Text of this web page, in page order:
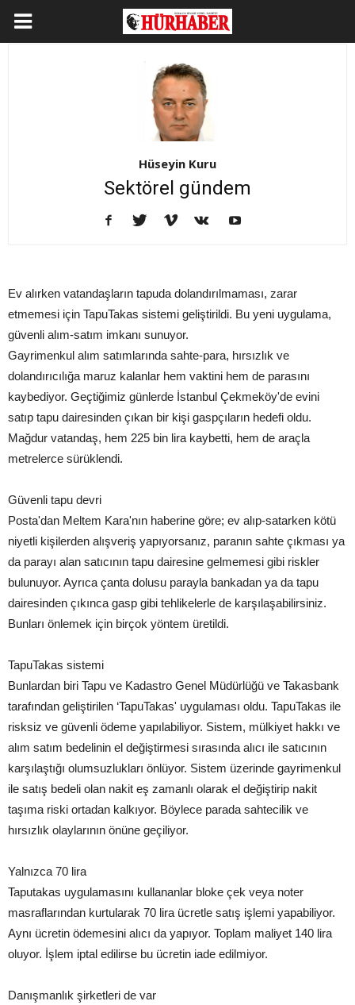
Hüseyin Kuru
Sektörel gündem
Ev alırken vatandaşların tapuda dolandırılmaması, zarar
etmemesi için TapuTakas sistemi geliştirildi. Bu yeni uygulama,
güvenli alım-satım imkanı sunuyor.
Gayrimenkul alım satımlarında sahte-para, hırsızlık ve
dolandırıcılığa maruz kalanlar hem vaktini hem de parasını
kaybediyor. Geçtiğimiz günlerde İstanbul Çekmeköy'de evini
satıp tapu dairesinden çıkan bir kişi gaspçıların hedefi oldu.
Mağdur vatandaş, hem 225 bin lira kaybetti, hem de araçla
metrelerce sürüklendi.
Güvenli tapu devri
Posta'dan Meltem Kara'nın haberine göre; ev alıp-satarken kötü
niyetli kişilerden alışveriş yapıyorsanız, paranın sahte çıkması ya
da parayı alan satıcının tapu dairesine gelmemesi gibi riskler
bulunuyor. Ayrıca çanta dolusu parayla bankadan ya da tapu
dairesinden çıkınca gasp gibi tehlikelerle de karşılaşabilirsiniz.
Bunları önlemek için birçok yöntem üretildi.
TapuTakas sistemi
Bunlardan biri Tapu ve Kadastro Genel Müdürlüğü ve Takasbank
tarafından geliştirilen ‘TapuTakas' uygulaması oldu. TapuTakas ile
risksiz ve güvenli ödeme yapılabiliyor. Sistem, mülkiyet hakkı ve
alım satım bedelinin el değiştirmesi sırasında alıcı ile satıcının
karşılaştığı olumsuzlukları önlüyor. Sistem üzerinde gayrimenkul
ile satış bedeli olan nakit eş zamanlı olarak el değiştirip nakit
taşıma riski ortadan kalkıyor. Böylece parada sahtecilik ve
hırsızlık olaylarının önüne geçiliyor.
Yalnızca 70 lira
Taputakas uygulamasını kullananlar bloke çek veya noter
masraflarından kurtularak 70 lira ücretle satış işlemi yapabiliyor.
Aynı ücretin ödemesini alıcı da yapıyor. Toplam maliyet 140 lira
oluyor. İşlem iptal edilirse bu ücretin iade edilmiyor.
Danışmanlık şirketleri de var